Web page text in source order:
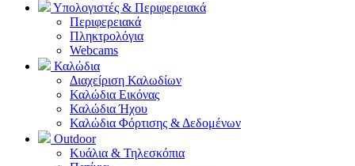
Υπολογιστές & Περιφερειακά
Περιφερειακά
Πληκτρολόγια
Webcams
Καλώδια
Διαχείριση Καλωδίων
Καλώδια Εικόνας
Καλώδια Ήχου
Καλώδια Φόρτισης & Δεδομένων
Outdoor
Κυάλια & Τηλεσκόπια